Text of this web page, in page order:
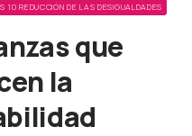
10 REDUCCIÓN DE LAS DESIGUALDADES
que
la